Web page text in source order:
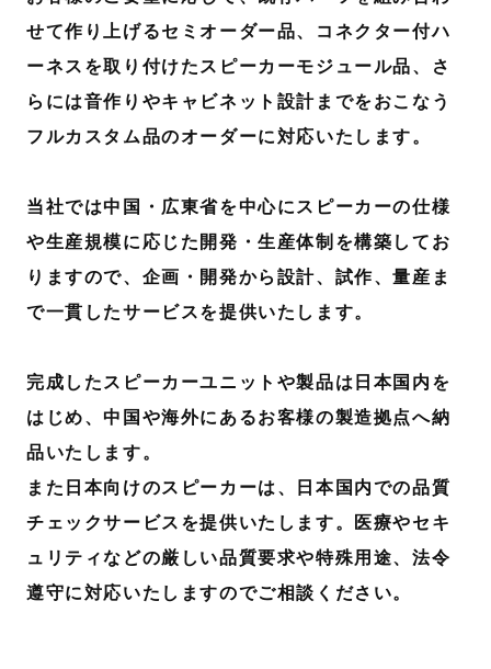
せて作り上げるセミオーダー品、コネクター付ハ
ーネスを取り付けたスピーカーモジュール品、さ
らには音作りやキャビネット設計までをおこなう
フルカスタム品のオーダーに対応いたします。
当社では中国・広東省を中心にスピーカーの仕様
や生産規模に応じた開発・生産体制を構築してお
りますので、企画・開発から設計、試作、量産ま
で一貫したサービスを提供いたします。
完成したスピーカーユニットや製品は日本国内を
はじめ、中国や海外にあるお客様の製造拠点へ納
品いたします。
また日本向けのスピーカーは、日本国内での品質
チェックサービスを提供いたします。医療やセキ
ュリティなどの厳しい品質要求や特殊用途、法令
遵守に対応いたしますのでご相談ください。